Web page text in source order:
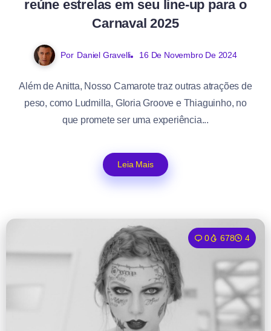
reúne estrelas em seu line-up para o
Carnaval 2025
Por Daniel Gravelli 16 De Novembro De 2024
Além de Anitta, Nosso Camarote traz outras atrações de
peso, como Ludmilla, Gloria Groove e Thiaguinho, no
que promete ser uma experiência...
Leia Mais
0 678 4